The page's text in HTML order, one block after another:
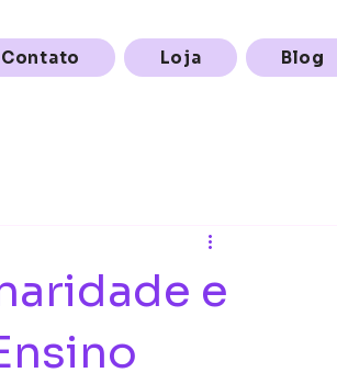
Contato Loja Blog
e